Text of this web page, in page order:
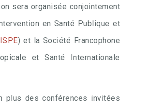
sera organisée conjointement
en Santé Publique et
) et la Société Francophone
et Santé Internationale
plus des conférences invitées